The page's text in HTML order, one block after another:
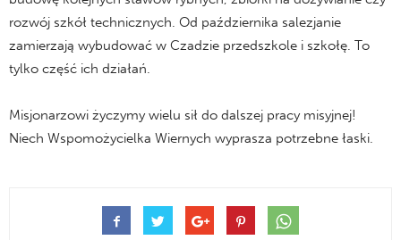
rozwój szkół technicznych. Od października salezjanie
zamierzają wybudować w Czadzie przedszkole i szkołę. To
tylko część ich działań.
Misjonarzowi życzymy wielu sił do dalszej pracy misyjnej!
Niech Wspomożycielka Wiernych wyprasza potrzebne łaski.